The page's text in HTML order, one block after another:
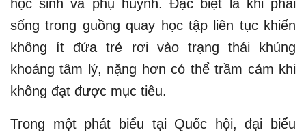
học sinh và phụ huynh. Đặc biệt là khi phải
sống trong guồng quay học tập liên tục khiến
không ít đứa trẻ rơi vào trạng thái khủng
khoảng tâm lý, nặng hơn có thể trầm cảm khi
không đạt được mục tiêu.
Trong một phát biểu tại Quốc hội, đại biểu